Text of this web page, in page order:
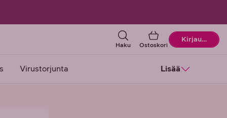
Haku Ostoskori
OstoskoriKirjaudu
Virustorjunta Lisää